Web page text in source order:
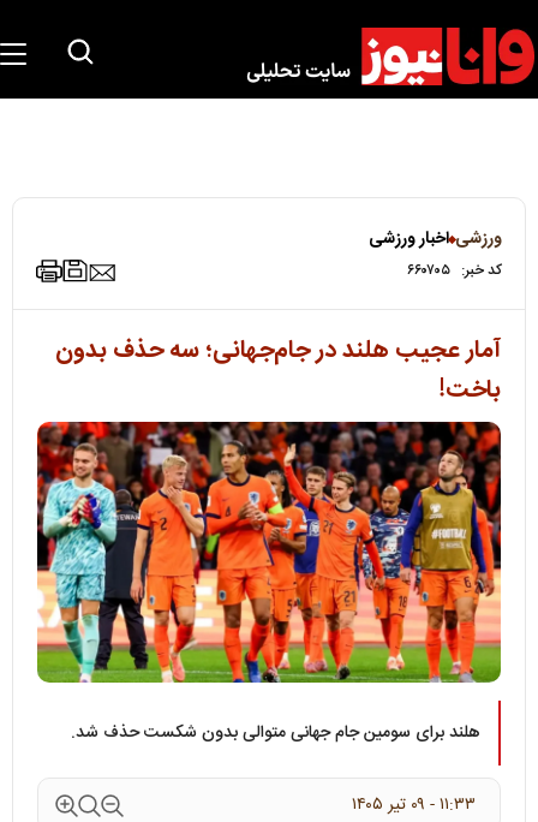
ورزشی اخبار ورزشی
کد خبر: ۶۶۰۷۰۵
آمار عجیب هلند در جام‌جهانی؛ سه حذف بدون
باخت!
هلند برای سومین جام جهانی متوالی بدون شکست حذف شد.
۱۱:۳۳ - ۰۹ تير ۱۴۰۵